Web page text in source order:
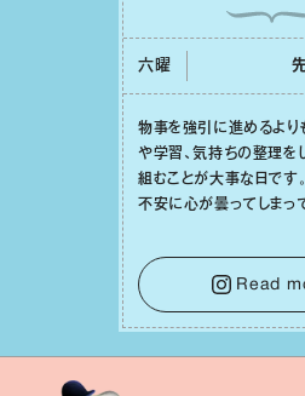
六曜
物事を強引に進めるより
や学習、気持ちの整理を
組むことが⼤事な⽇です
不安に⼼が曇ってしまっ
⾝や疲れていそうな⼈を
時間を使いましょう。ここ
ネルギーを蓄え、困難を
変えましょう。
Read